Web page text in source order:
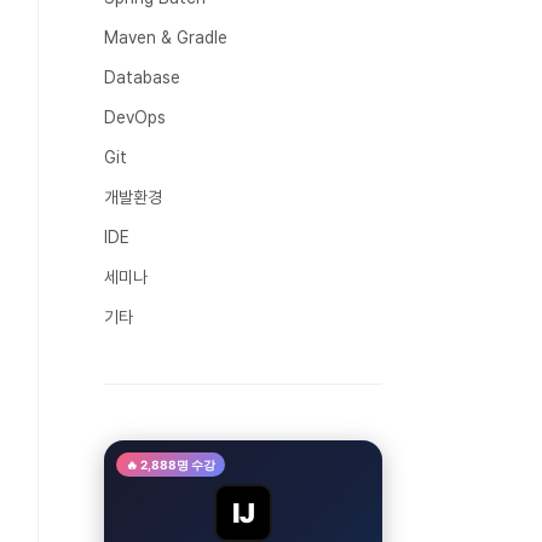
Maven & Gradle
Database
DevOps
Git
개발환경
IDE
세미나
기타
🔥 2,888명 수강
IJ